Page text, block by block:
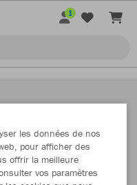
1
les données de nos
pour afficher des
offrir la meilleure
vos paramètres